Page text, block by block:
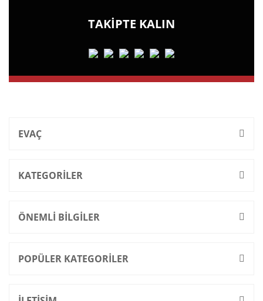
TAKİPTE KALIN
EVAÇ
KATEGORİLER
ÖNEMLİ BİLGİLER
POPÜLER KATEGORİLER